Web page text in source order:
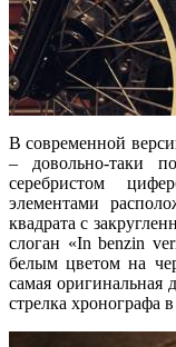
В современной
– довольно-таки
серебристом
элементами
квадрата с
слоган «In benzin
белым цветом на
самая оригинальная
стрелка хронографа